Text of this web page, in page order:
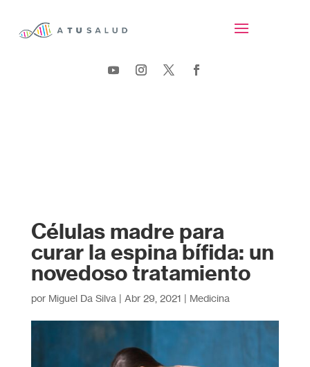
Células madre para
curar la espina bífida: un
novedoso tratamiento
por Miguel Da Silva | Abr 29, 2021 | Medicina